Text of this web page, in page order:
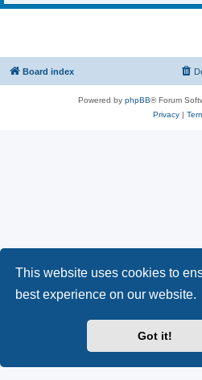
This website uses cookies to
best experience on our website.
Got it!
Board index
Powered by phpBB® Forum
Privacy|